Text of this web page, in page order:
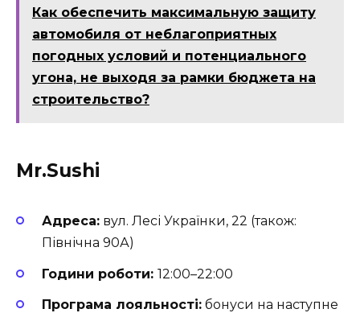
Как обеспечить максимальную защиту
автомобиля от неблагоприятных
погодных условий и потенциального
угона, не выходя за рамки бюджета на
строительство?
Mr.Sushi
Адреса: вул. Лесі Українки, 22 (також:
Північна 90А)
Години роботи: 12:00–22:00
Програма лояльності: бонуси на наступне